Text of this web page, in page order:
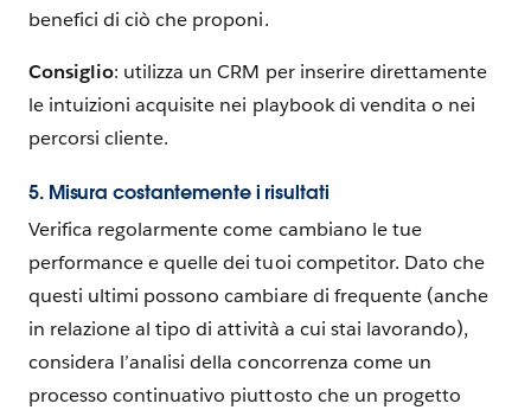
benefici di ciò che proponi.
Consiglio: utilizza un CRM per inserire direttamente
le intuizioni acquisite nei playbook di vendita o nei
percorsi cliente.
5. Misura costantemente i risultati
Verifica regolarmente come cambiano le tue
performance e quelle dei tuoi competitor. Dato che
questi ultimi possono cambiare di frequente (anche
in relazione al tipo di attività a cui stai lavorando),
considera l’analisi della concorrenza come un
processo continuativo piuttosto che un progetto